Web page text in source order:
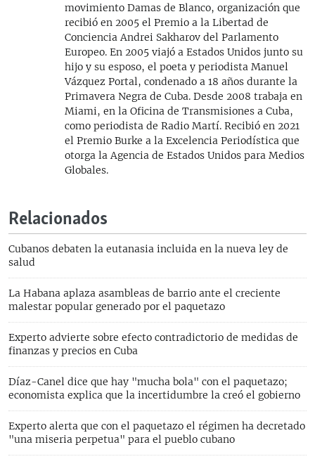
movimiento Damas de Blanco, organización que
recibió en 2005 el Premio a la Libertad de
Conciencia Andrei Sakharov del Parlamento
Europeo. En 2005 viajó a Estados Unidos junto su
hijo y su esposo, el poeta y periodista Manuel
Vázquez Portal, condenado a 18 años durante la
Primavera Negra de Cuba. Desde 2008 trabaja en
Miami, en la Oficina de Transmisiones a Cuba,
como periodista de Radio Martí. Recibió en 2021
el Premio Burke a la Excelencia Periodística que
otorga la Agencia de Estados Unidos para Medios
Globales.
Relacionados
Cubanos debaten la eutanasia incluida en la nueva ley de
salud
La Habana aplaza asambleas de barrio ante el creciente
malestar popular generado por el paquetazo
Experto advierte sobre efecto contradictorio de medidas de
finanzas y precios en Cuba
Díaz-Canel dice que hay "mucha bola" con el paquetazo;
economista explica que la incertidumbre la creó el gobierno
Experto alerta que con el paquetazo el régimen ha decretado
"una miseria perpetua" para el pueblo cubano